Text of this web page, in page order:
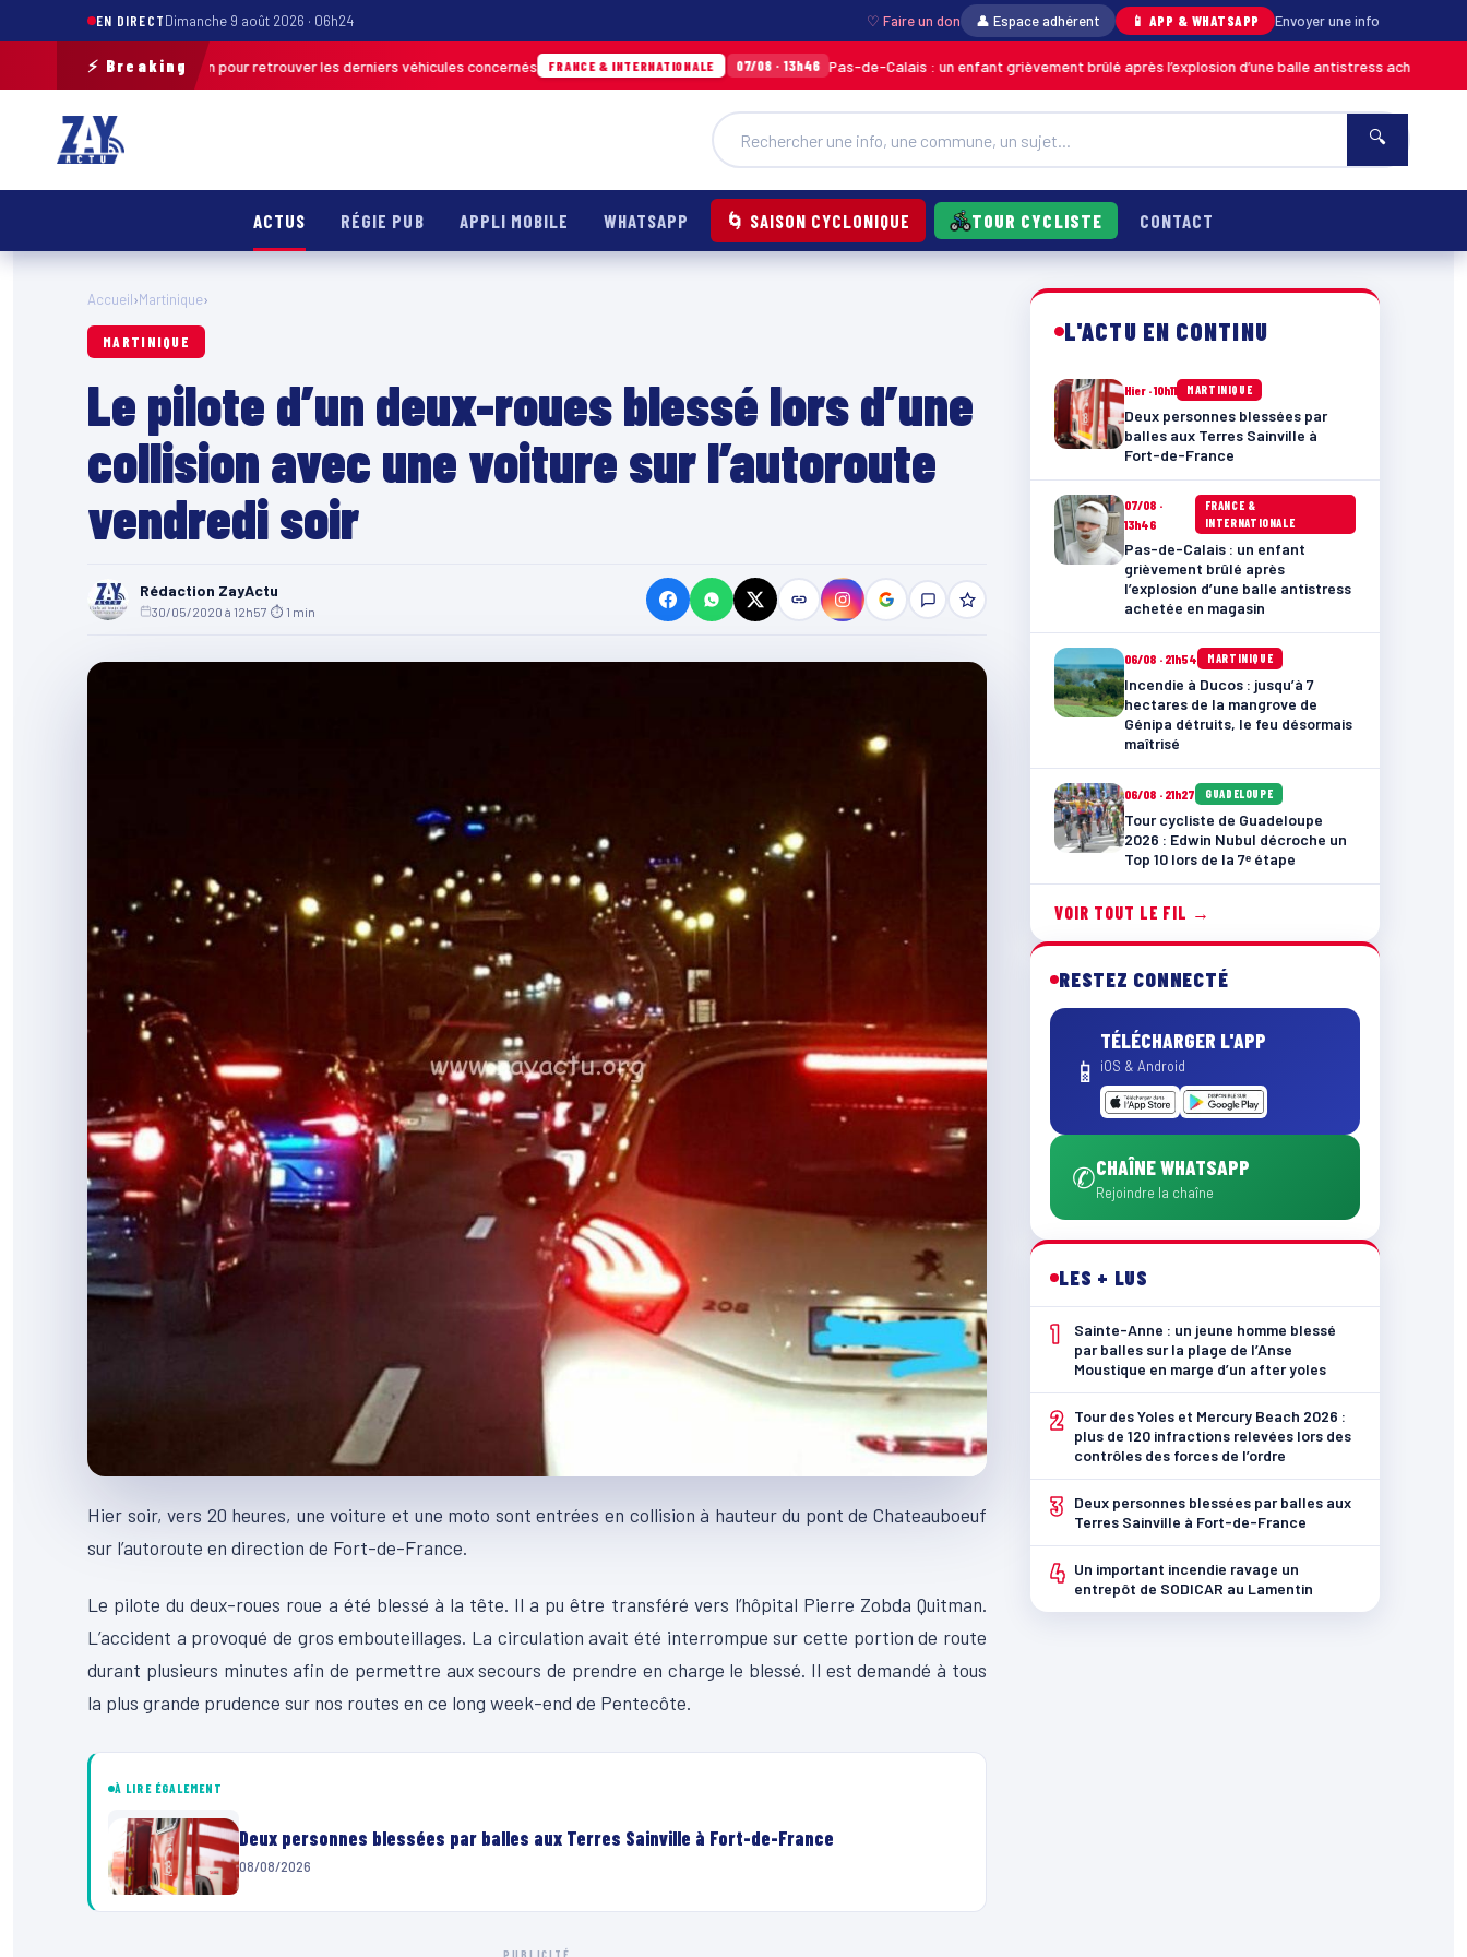
EN DIRECTDimanche 9 août 2026 · 06h24 ♡ Faire un don 👤 Espace adhérent 📱 APP & WHATSAPP Envoyer une info
⚡ Breaking
de terrain pour retrouver les derniers véhicules concernés FRANCE & INTERNATIONALE 07/08 · 13h46 Pas-de-Calais : un enfant grièvement brûlé après l’explosion d’une balle antistress achetée en magasin
🔍
ACTUS RÉGIE PUB APPLI MOBILE WHATSAPP 🌀 SAISON CYCLONIQUE TOUR CYCLISTE CONTACT
Accueil›Martinique›
MARTINIQUE
Le pilote d’un deux-roues blessé lors d’une
collision avec une voiture sur l’autoroute
vendredi soir
Rédaction ZayActu
30/05/2020 à 12h57 ⏱ 1 min
Hier soir, vers 20 heures, une voiture et une moto sont entrées en collision à hauteur du pont de Chateauboeuf
sur l’autoroute en direction de Fort-de-France.
Le pilote du deux-roues roue a été blessé à la tête. Il a pu être transféré vers l’hôpital Pierre Zobda Quitman.
L’accident a provoqué de gros embouteillages. La circulation avait été interrompue sur cette portion de route
durant plusieurs minutes afin de permettre aux secours de prendre en charge le blessé. Il est demandé à tous
la plus grande prudence sur nos routes en ce long week-end de Pentecôte.
À LIRE ÉGALEMENT
Deux personnes blessées par balles aux Terres Sainville à Fort-de-France
08/08/2026
L'ACTU EN CONTINU
Hier · 10h11 MARTINIQUE
Deux personnes blessées par
balles aux Terres Sainville à
Fort-de-France
07/08 ·
13h46
FRANCE &
INTERNATIONALE
Pas-de-Calais : un enfant
grièvement brûlé après
l’explosion d’une balle antistress
achetée en magasin
06/08 · 21h54 MARTINIQUE
Incendie à Ducos : jusqu’à 7
hectares de la mangrove de
Génipa détruits, le feu désormais
maîtrisé
06/08 · 21h27 GUADELOUPE
Tour cycliste de Guadeloupe
2026 : Edwin Nubul décroche un
Top 10 lors de la 7ᵉ étape
VOIR TOUT LE FIL →
RESTEZ CONNECTÉ
📱
TÉLÉCHARGER L'APP
iOS & Android
✆CHAÎNE WHATSAPP
Rejoindre la chaîne
LES + LUS
1
Sainte-Anne : un jeune homme blessé
par balles sur la plage de l’Anse
Moustique en marge d’un after yoles
2
Tour des Yoles et Mercury Beach 2026 :
plus de 120 infractions relevées lors des
contrôles des forces de l’ordre
3
Deux personnes blessées par balles aux
Terres Sainville à Fort-de-France
4 Un important incendie ravage un
entrepôt de SODICAR au Lamentin